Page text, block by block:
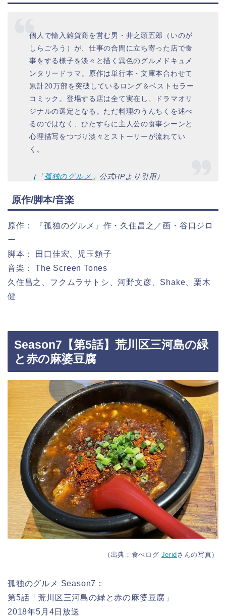
個人で輸入雑貨商を営む男・井之頭五郎（いのが
しらごろう）が、仕事の合間に立ち寄った店で食
事をする様子を淡々と描く異色のグルメドキュメ
ンタリードラマ。原作は単行本・文庫本合わせて
累計20万部を突破しているロング＆ベストセラー
コミック。登場する店は全て実在し、ドラマオリ
ジナルの選定となる。ただ料理のうんちくを述べ
るのではなく、ひたすらに主人公の食事シーンと
心理描写をつづり淡々とストーリーが流れてい
く。
（「 孤独のグルメ 」公式HPより引用）
原作/脚本/音楽
原作： 『孤独のグルメ』作・久住昌之／画・谷口ジロ
ー
脚本： 田口佳宏、児玉頼子
音楽： The Screen Tones
久住昌之、フクムラサトシ、河野文彦、Shake、栗木
健
Season7【第5話】荒川区三河島の緑
と赤の麻婆豆腐
（出典：食べログ Jeridさんの写真）
孤独のグルメ Season7：
第5話「荒川区三河島の緑と赤の麻婆豆腐」
2018年5月4日放送